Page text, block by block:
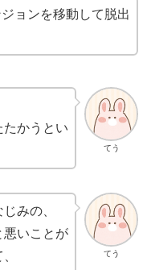
ョンを移動して脱出
てう
かうとい
てう
みの、
悪いことが